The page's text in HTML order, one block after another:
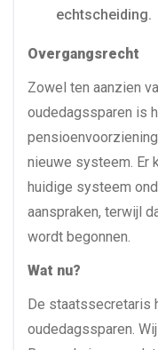
echtscheiding.
Overgangsrecht
Zowel ten aanzien
oudedagssparen is
nieuwe systeem. Er
huidige systeem
aanspraken, terwijl
wordt begonnen.
Wat nu?
De staatssecretaris
oudedagssparen.